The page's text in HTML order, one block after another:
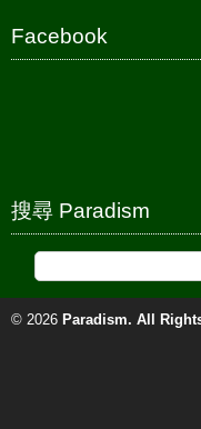
Facebook
搜尋 Paradism
© 2026 Paradism. All